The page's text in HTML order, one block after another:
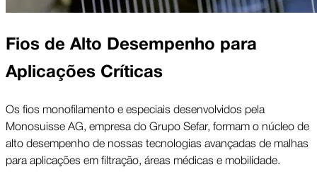
Fios de Alto Desempenho para
Aplicações Críticas
Os fios monofilamento e especiais desenvolvidos pela
Monosuisse AG, empresa do Grupo Sefar, formam o núcleo de
alto desempenho de nossas tecnologias avançadas de malhas
para aplicações em filtração, áreas médicas e mobilidade.